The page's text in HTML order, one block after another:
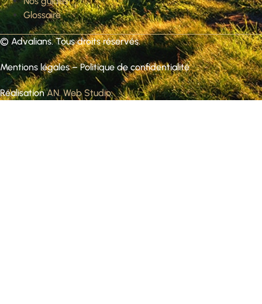
Glossaire
© Advalians. Tous droits réservés.
Mentions légales–Politique de confidentialité
RéalisationAN. Web Studio.